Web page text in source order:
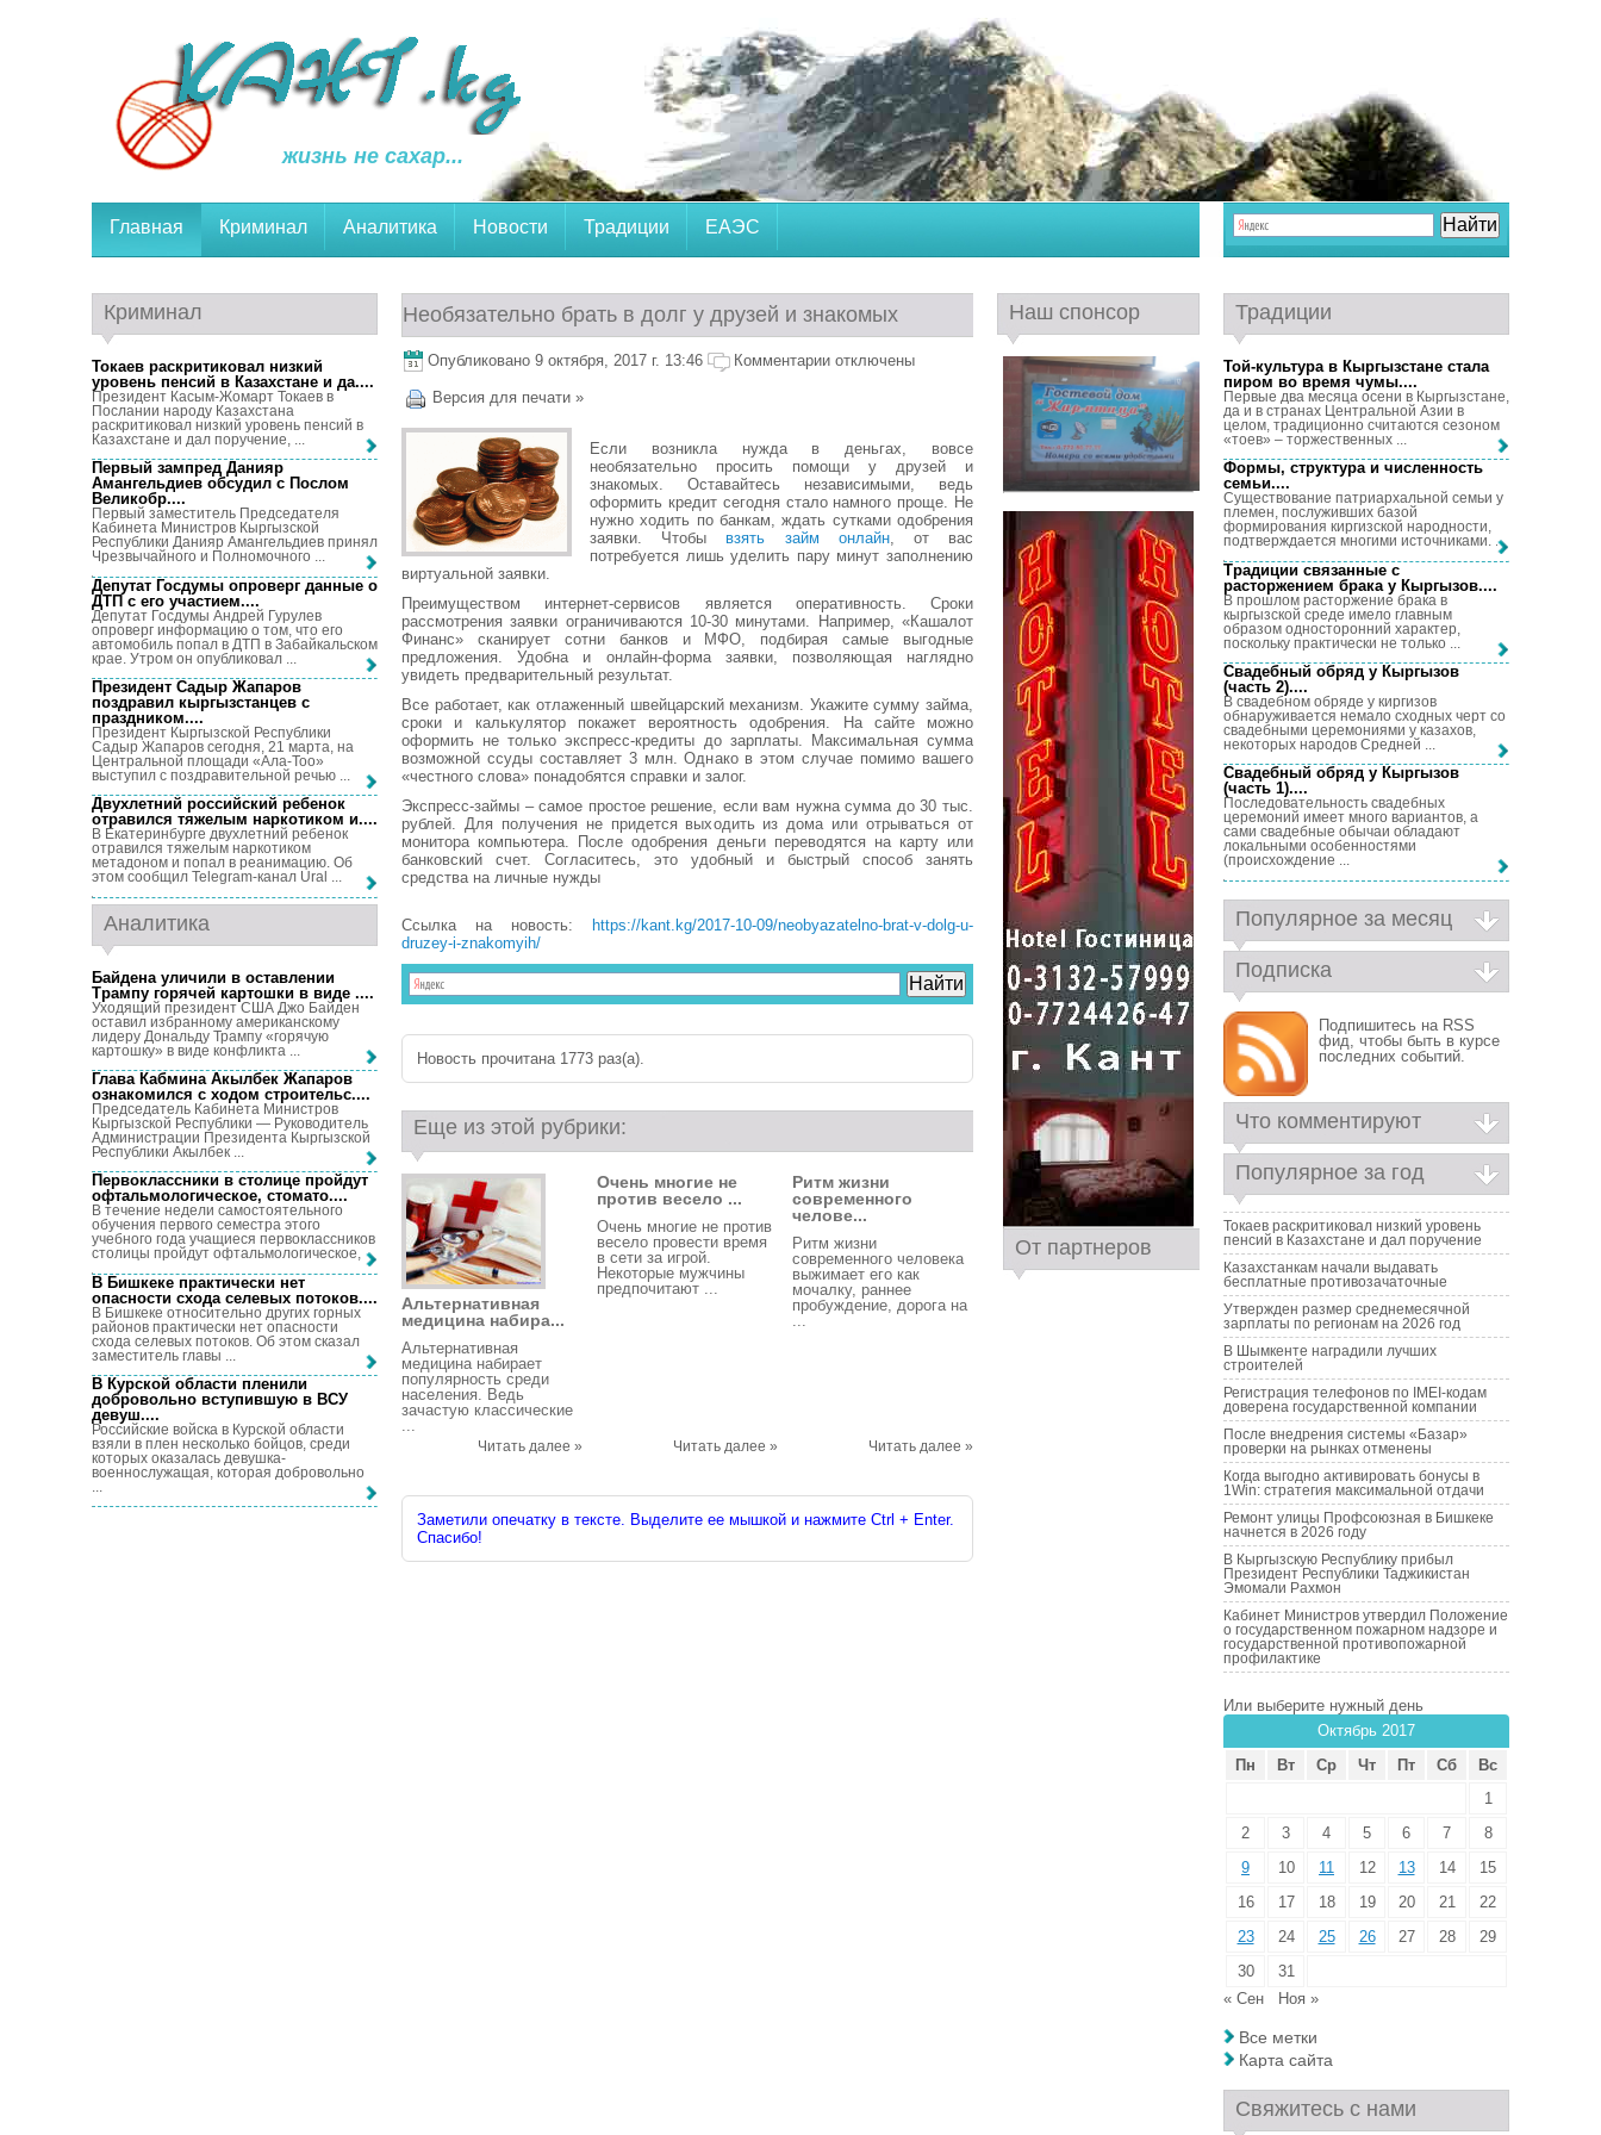
жизнь не сахар...
Главная Криминал Аналитика Новости Традиции ЕАЭС
Необязательно брать в долг у друзей и знакомых
Опубликовано 9 октября, 2017 г. 13:46 Комментарии отключены
Версия для печати »
Если возникла нужда в деньгах, вовсе
необязательно просить помощи у друзей и
знакомых. Оставайтесь независимыми, ведь
оформить кредит сегодня стало намного проще. Не
нужно ходить по банкам, ждать сутками одобрения
заявки. Чтобы взять займ онлайн, от вас
потребуется лишь уделить пару минут заполнению
виртуальной заявки.
Преимуществом интернет-сервисов является оперативность. Сроки
рассмотрения заявки ограничиваются 10-30 минутами. Например, «Кашалот
Финанс» сканирует сотни банков и МФО, подбирая самые выгодные
предложения. Удобна и онлайн-форма заявки, позволяющая наглядно
увидеть предварительный результат.
Все работает, как отлаженный швейцарский механизм. Укажите сумму займа,
сроки и калькулятор покажет вероятность одобрения. На сайте можно
оформить не только экспресс-кредиты до зарплаты. Максимальная сумма
возможной ссуды составляет 3 млн. Однако в этом случае помимо вашего
«честного слова» понадобятся справки и залог.
Экспресс-займы – самое простое решение, если вам нужна сумма до 30 тыс.
рублей. Для получения не придется выходить из дома или отрываться от
монитора компьютера. После одобрения деньги переводятся на карту или
банковский счет. Согласитесь, это удобный и быстрый способ занять
средства на личные нужды
Ссылка на новость:
https://kant.kg/2017-10-09/neobyazatelno-brat-v-dolg-u-
druzey-i-znakomyih/
Новость прочитана 1773 раз(a).
Еще из этой рубрики:
Альтернативная
медицина набира...
Альтернативная
медицина набирает
популярность среди
населения. Ведь
зачастую классические
...
Читать далее »
Очень многие не
против весело ...
Очень многие не против
весело провести время
в сети за игрой.
Некоторые мужчины
предпочитают ...
Читать далее »
Ритм жизни
современного
челове...
Ритм жизни
современного человека
выжимает его как
мочалку, раннее
пробуждение, дорога на
...
Читать далее »
Заметили опечатку в тексте. Выделите ее мышкой и нажмите Ctrl + Enter.
Спасибо!
Криминал
Токаев раскритиковал низкий
уровень пенсий в Казахстане и да....
Президент Касым-Жомарт Токаев в
Послании народу Казахстана
раскритиковал низкий уровень пенсий в
Казахстане и дал поручение, ...
Первый зампред Данияр
Амангельдиев обсудил с Послом
Великобр....
Первый заместитель Председателя
Кабинета Министров Кыргызской
Республики Данияр Амангельдиев принял
Чрезвычайного и Полномочного ...
Депутат Госдумы опроверг данные о
ДТП с его участием....
Депутат Госдумы Андрей Гурулев
опроверг информацию о том, что его
автомобиль попал в ДТП в Забайкальском
крае. Утром он опубликовал ...
Президент Садыр Жапаров
поздравил кыргызстанцев с
праздником....
Президент Кыргызской Республики
Садыр Жапаров сегодня, 21 марта, на
Центральной площади «Ала-Тоо»
выступил с поздравительной речью ...
Двухлетний российский ребенок
отравился тяжелым наркотиком и....
В Екатеринбурге двухлетний ребенок
отравился тяжелым наркотиком
метадоном и попал в реанимацию. Об
этом сообщил Telegram-канал Ural ...
Аналитика
Байдена уличили в оставлении
Трампу горячей картошки в виде ....
Уходящий президент США Джо Байден
оставил избранному американскому
лидеру Дональду Трампу «горячую
картошку» в виде конфликта ...
Глава Кабмина Акылбек Жапаров
ознакомился с ходом строительс....
Председатель Кабинета Министров
Кыргызской Республики — Руководитель
Администрации Президента Кыргызской
Республики Акылбек ...
Первоклассники в столице пройдут
офтальмологическое, стомато....
В течение недели самостоятельного
обучения первого семестра этого
учебного года учащиеся первоклассников
столицы пройдут офтальмологическое, ...
В Бишкеке практически нет
опасности схода селевых потоков....
В Бишкеке относительно других горных
районов практически нет опасности
схода селевых потоков. Об этом сказал
заместитель главы ...
В Курской области пленили
добровольно вступившую в ВСУ
девуш....
Российские войска в Курской области
взяли в плен несколько бойцов, среди
которых оказалась девушка-
военнослужащая, которая добровольно
...
Наш спонсор
От партнеров
Традиции
Той-культура в Кыргызстане стала
пиром во время чумы....
Первые два месяца осени в Кыргызстане,
да и в странах Центральной Азии в
целом, традиционно считаются сезоном
«тоев» – торжественных ...
Формы, структура и численность
семьи....
Существование патриархальной семьи у
племен, послуживших базой
формирования киргизской народности,
подтверждается многими источниками. ...
Традиции связанные с
расторжением брака у Кыргызов....
В прошлом расторжение брака в
кыргызской среде имело главным
образом односторонний характер,
поскольку практически не только ...
Свадебный обряд у Кыргызов
(часть 2)....
В свадебном обряде у киргизов
обнаруживается немало сходных черт со
свадебными церемониями у казахов,
некоторых народов Средней ...
Свадебный обряд у Кыргызов
(часть 1)....
Последовательность свадебных
церемоний имеет много вариантов, а
сами свадебные обычаи обладают
локальными особенностями
(происхождение ...
Популярное за месяц
Подписка
Подпишитесь на RSS
фид, чтобы быть в курсе
последних событий.
Что комментируют
Популярное за год
Токаев раскритиковал низкий уровень
пенсий в Казахстане и дал поручение
Казахстанкам начали выдавать
бесплатные противозачаточные
Утвержден размер среднемесячной
зарплаты по регионам на 2026 год
В Шымкенте наградили лучших
строителей
Регистрация телефонов по IMEI-кодам
доверена государственной компании
После внедрения системы «Базар»
проверки на рынках отменены
Когда выгодно активировать бонусы в
1Win: стратегия максимальной отдачи
Ремонт улицы Профсоюзная в Бишкеке
начнется в 2026 году
В Кыргызскую Республику прибыл
Президент Республики Таджикистан
Эмомали Рахмон
Кабинет Министров утвердил Положение
о государственном пожарном надзоре и
государственной противопожарной
профилактике
Или выберите нужный день
Октябрь 2017
Пн
Вт Ср Чт Пт Сб
Вс
1
2
3 4 5 6 7
8
9
10 11 12 13 14
15
16
17 18 19 20 21
22
23
24 25 26 27 28
29
30
31
« Сен
Ноя »
Все метки
Карта сайта
Свяжитесь с нами